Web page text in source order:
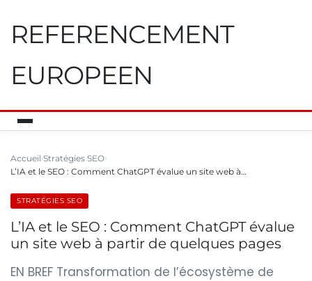
REFERENCEMENT
EUROPEEN
Accueil Stratégies SEO
L’IA et le SEO : Comment ChatGPT évalue un site web à…
STRATÉGIES SEO
L’IA et le SEO : Comment ChatGPT évalue
un site web à partir de quelques pages
EN BREF Transformation de l’écosystème de